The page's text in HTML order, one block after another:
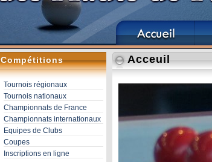
Compétitions
Tournois régionaux
Tournois nationaux
Championnats de France
Championnats internationaux
Equipes de Clubs
Coupes
Inscriptions en ligne
Acceuil